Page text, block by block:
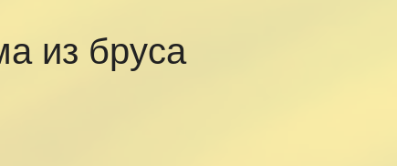
из бруса